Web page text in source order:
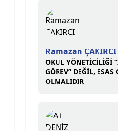
Ramazan ÇAKIRCI
OKUL YÖNETİCİLİĞİ
GÖREV” DEĞİL, ESAS
OLMALIDIR